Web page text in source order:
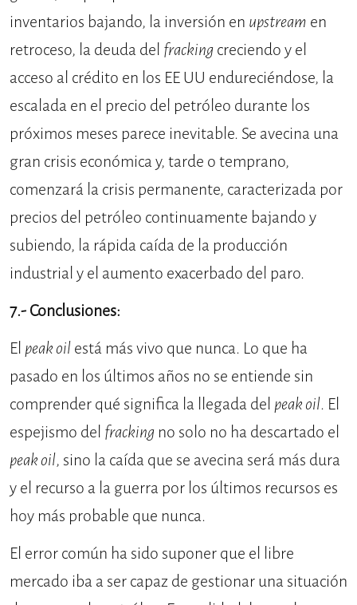
inventarios bajando, la inversión en upstream en
retroceso, la deuda del frackingcreciendo y el
acceso al crédito en los EE UU endureciéndose, la
escalada en el precio del petróleo durante los
próximos meses parece inevitable. Se avecina una
gran crisis económica y, tarde o temprano,
comenzará la crisis permanente, caracterizada por
precios del petróleo continuamente bajando y
subiendo, la rápida caída de la producción
industrial y el aumento exacerbado del paro.
7.- Conclusiones:
El peak oilestá más vivo que nunca. Lo que ha
pasado en los últimos años no se entiende sin
comprender qué significa la llegada del peak oil. El
espejismo del fracking no solo no ha descartado el
peak oil, sino la caída que se avecina será más dura
y el recurso a la guerra por los últimos recursos es
hoy más probable que nunca.
El error común ha sido suponer que el libre
mercado iba a ser capaz de gestionar una situación